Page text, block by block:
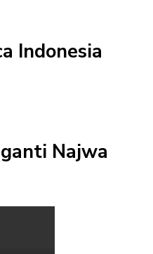
Indonesia
Najwa